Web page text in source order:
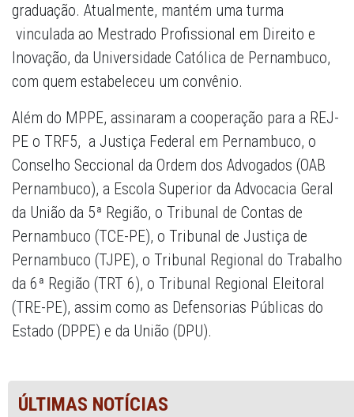
graduação. Atualmente, mantém uma turma
vinculada ao Mestrado Profissional em Direito e
Inovação, da Universidade Católica de Pernambuco,
com quem estabeleceu um convênio.
Além do MPPE, assinaram a cooperação para a REJ-
PE o TRF5, a Justiça Federal em Pernambuco, o
Conselho Seccional da Ordem dos Advogados (OAB
Pernambuco), a Escola Superior da Advocacia Geral
da União da 5ª Região, o Tribunal de Contas de
Pernambuco (TCE-PE), o Tribunal de Justiça de
Pernambuco (TJPE), o Tribunal Regional do Trabalho
da 6ª Região (TRT 6), o Tribunal Regional Eleitoral
(TRE-PE), assim como as Defensorias Públicas do
Estado (DPPE) e da União (DPU).
ÚLTIMAS NOTÍCIAS